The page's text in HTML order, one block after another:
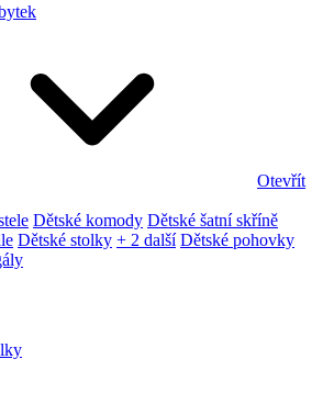
Otevřít
Dětské komody Dětské šatní skříně
Dětské stolky + 2 další Dětské pohovky